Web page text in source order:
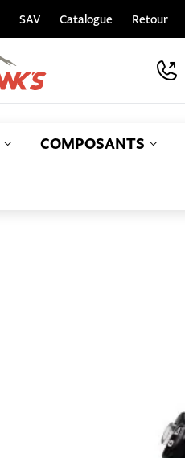
SAV Catalogue Retour
COMPOSANTS